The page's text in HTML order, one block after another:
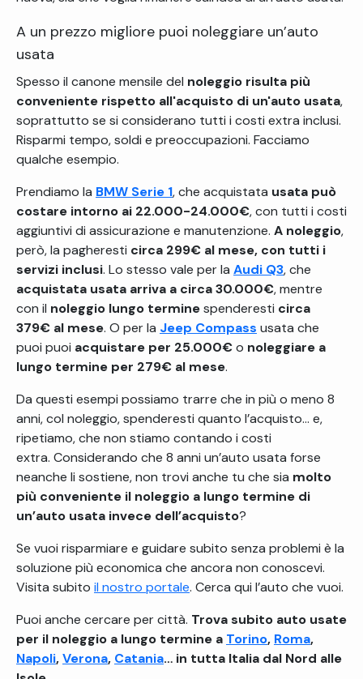
A un prezzo migliore puoi noleggiare un’auto
usata
Spesso il canone mensile del noleggio risulta più
conveniente rispetto all'acquisto di un'auto usata,
soprattutto se si considerano tutti i costi extra inclusi.
Risparmi tempo, soldi e preoccupazioni. Facciamo
qualche esempio.
Prendiamo la BMW Serie 1, che acquistata usata può
costare intorno ai 22.000-24.000€, con tutti i costi
aggiuntivi di assicurazione e manutenzione. A noleggio,
però, la pagheresti circa 299€ al mese, con tutti i
servizi inclusi. Lo stesso vale per la Audi Q3, che
acquistata usata arriva a circa 30.000€, mentre
con il noleggio lungo terminespenderesti circa
379€ al mese​. O per la Jeep Compass usata che
puoi puoi acquistare per 25.000€o noleggiare a
lungo termine per 279€ al mese​.
Da questi esempi possiamo trarre che in più o meno 8
anni, col noleggio, spenderesti quanto l’acquisto… e,
ripetiamo, che non stiamo contando i costi
extra. Considerando che 8 anni un’auto usata forse
neanche li sostiene, non trovi anche tu che sia molto
più conveniente il noleggio a lungo termine di
un’auto usata invece dell’acquisto?
Se vuoi risparmiare e guidare subito senza problemi è la
soluzione più economica che ancora non conoscevi.
Visita subito il nostro portale. Cerca qui l’auto che vuoi.
Puoi anche cercare per città. Trova subito auto usate
per il noleggio a lungo termine a Torino, Roma,
Napoli,Verona, Catania… in tutta Italia dal Nord alle